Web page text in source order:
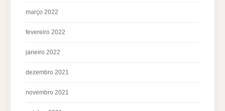
março 2022
fevereiro 2022
janeiro 2022
dezembro 2021
novembro 2021